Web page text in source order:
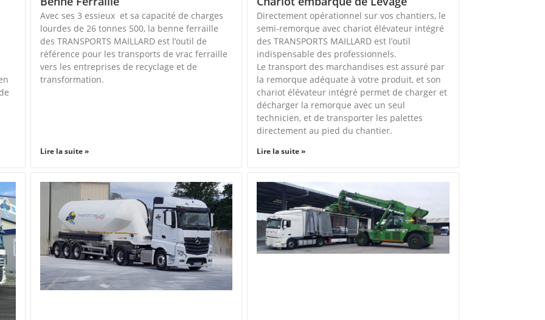
Avec ses 3 essieux et sa capacité de charges
lourdes de 26 tonnes 500, la benne ferraille
des TRANSPORTS MAILLARD est l’outil de
référence pour les transports de vrac ferraille
vers les entreprises de recyclage et de
transformation.
Lire la suite »
Directement opérationnel sur vos chantiers, le
semi-remorque avec chariot élévateur intégré
des TRANSPORTS MAILLARD est l’outil
indispensable des professionnels.
Le transport des marchandises est assuré par
la remorque adéquate à votre produit, et son
chariot élévateur intégré permet de charger et
décharger la remorque avec un seul
technicien, et de transporter les palettes
directement au pied du chantier.
Lire la suite »